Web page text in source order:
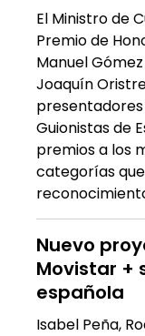
El Ministro de
Premio de
Manuel
Joaquín
Guionistas de
premios a los
categorías
Nuevo
Movistar +
española
Isabel Peña,